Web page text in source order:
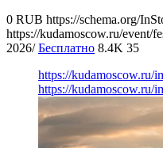
0 RUB https://schema.org/
https://kudamoscow.ru/event/
2026/ Бесплатно 8.4K 35
https://kudamoscow.ru/
https://kudamoscow.ru/